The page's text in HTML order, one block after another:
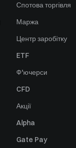
Спотова торгівля
Маржа
Центр заробітку
ETF
Ф'ючерси
CFD
Акції
Alpha
Gate Pay